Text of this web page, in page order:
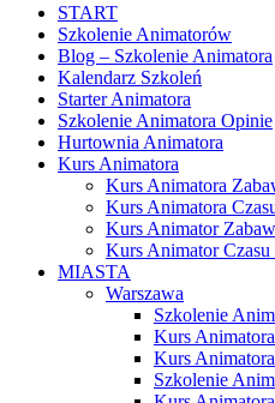
START
Szkolenie Animatorów
Blog – Szkolenie Animatora
Kalendarz Szkoleń
Starter Animatora
Szkolenie Animatora Opinie
Hurtownia Animatora
Kurs Animatora
Kurs Animatora
Kurs Animatora
Kurs Animator
Kurs Animator Czasu
MIASTA
Warszawa
Szkolenie
Kurs
Kurs
Szkolenie